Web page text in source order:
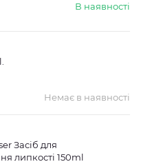
В наявності
Немає в наявності
Засіб для
липкості 150ml